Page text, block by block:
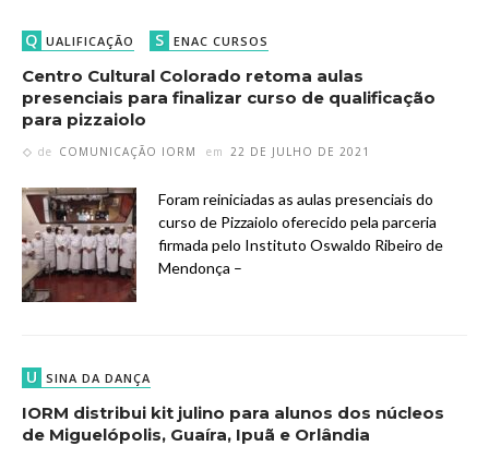
Q UALIFICAÇÃO S ENAC CURSOS
Centro Cultural Colorado retoma aulas
presenciais para finalizar curso de qualificação
para pizzaiolo
de COMUNICAÇÃO IORM em 22 DE JULHO DE 2021
Foram reiniciadas as aulas presenciais do
curso de Pizzaiolo oferecido pela parceria
firmada pelo Instituto Oswaldo Ribeiro de
Mendonça –
U SINA DA DANÇA
IORM distribui kit julino para alunos dos núcleos
de Miguelópolis, Guaíra, Ipuã e Orlândia